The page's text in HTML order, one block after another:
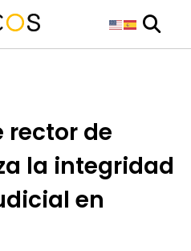
rector de
la integridad
en